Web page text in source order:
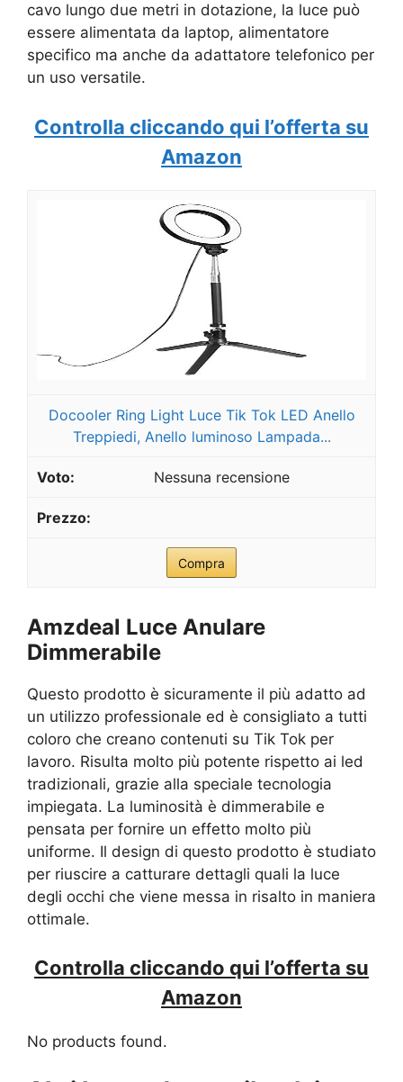
cavo lungo due metri in dotazione, la luce può
essere alimentata da laptop, alimentatore
specifico ma anche da adattatore telefonico per
un uso versatile.
Controlla cliccando qui l’offerta su
Amazon
Docooler Ring Light Luce Tik Tok LED Anello
Treppiedi, Anello luminoso Lampada...
Nessuna recensione
Compra
Amzdeal Luce Anulare
Dimmerabile
Questo prodotto è sicuramente il più adatto ad
un utilizzo professionale ed è consigliato a tutti
coloro che creano contenuti su Tik Tok per
lavoro. Risulta molto più potente rispetto ai led
tradizionali, grazie alla speciale tecnologia
impiegata. La luminosità è dimmerabile e
pensata per fornire un effetto molto più
uniforme. Il design di questo prodotto è studiato
per riuscire a catturare dettagli quali la luce
degli occhi che viene messa in risalto in maniera
ottimale.
Controlla cliccando qui l’offerta su
Amazon
No products found.